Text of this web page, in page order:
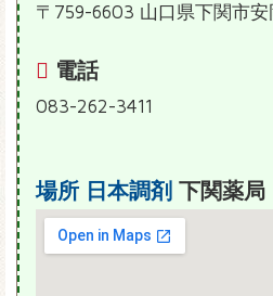
〒759-6603 山口県下関市安
電話
083-262-3411
場所 日本調剤 下関薬局